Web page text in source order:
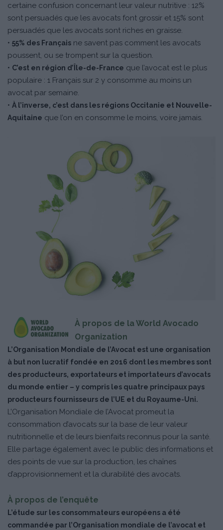
certaine confusion concernant leur valeur nutritive : 12%
sont persuadés que les avocats font grossir et 15% sont
persuadés que les avocats sont riches en graisse.
• 55% des Français ne savent pas comment les avocats
poussent, ou se trompent sur la question.
• C’est en région d’Île-de-France que l’avocat est le plus
populaire : 1 Français sur 2 y consomme au moins un
avocat par semaine.
• À l’inverse, c’est dans les régions Occitanie et Nouvelle-
Aquitaine que l’on en consomme le moins, voire jamais.
À propos de la World Avocado
Organization
L’Organisation Mondiale de l’Avocat est une organisation
à but non lucratif fondée en 2016 dont les membres sont
des producteurs, exportateurs et importateurs d’avocats
du monde entier – y compris les quatre principaux pays
producteurs fournisseurs de l’UE et du Royaume-Uni.
L’Organisation Mondiale de l’Avocat promeut la
consommation d’avocats sur la base de leur valeur
nutritionnelle et de leurs bienfaits reconnus pour la santé.
Elle partage également avec le public des informations et
des points de vue sur la production, les chaînes
d’approvisionnement et la durabilité des avocats.
À propos de l’enquête
L’étude sur les consommateurs européens a été
commandée par l’Organisation mondiale de l’avocat et